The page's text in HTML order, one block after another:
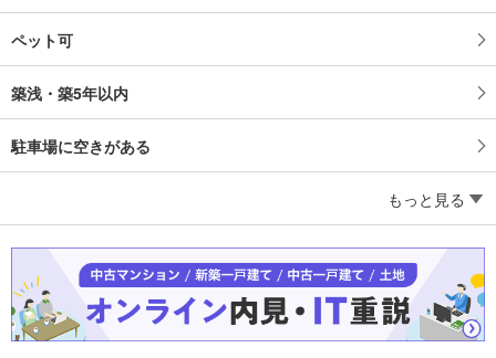
ペット可
築浅・築5年以内
駐車場に空きがある
もっと見る